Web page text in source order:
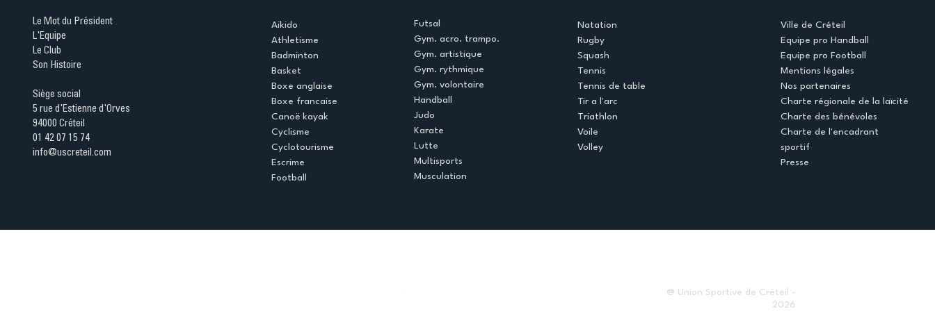
Le Mot du Président
L'Equipe
Le Club
Son Histoire
Siège social
5 rue d'Estienne d'Orves
94000 Créteil
01 42 07 15 74
info@uscreteil.com
Aikido
Athletisme
Badminton
Basket
Boxe anglaise
Boxe francaise
Canoë kayak
Cyclisme
Cyclotourisme
Escrime
Football
Futsal
Gym. acro. trampo.
Gym. artistique
Gym. rythmique
Gym. volontaire
Handball
Judo
Karate
Lutte
Multisports
Musculation
Natation
Rugby
Squash
Tennis
Tennis de table
Tir a l'arc
Triathlon
Voile
Volley
Ville de Créteil
Equipe pro Handball
Equipe pro Football
Mentions légales
Nos partenaires
Charte régionale de la laïcité
Charte des bénévoles
Charte de l'encadrant
sportif
Presse
@ Union Sportive de Créteil -
2026